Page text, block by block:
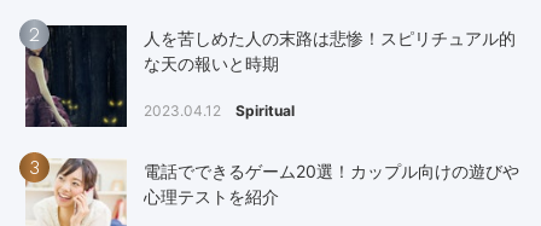
2
人を苦しめた人の末路は悲惨！スピリチュアル的
な天の報いと時期
2023.04.12 Spiritual
3
電話でできるゲーム20選！カップル向けの遊びや
心理テストを紹介